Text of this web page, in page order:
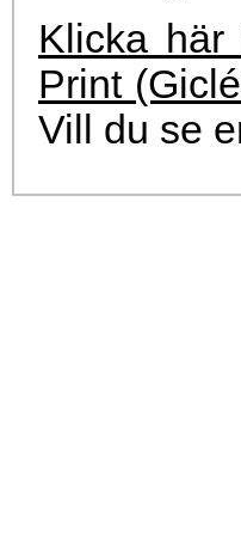
Klicka här
Print
Vill du se